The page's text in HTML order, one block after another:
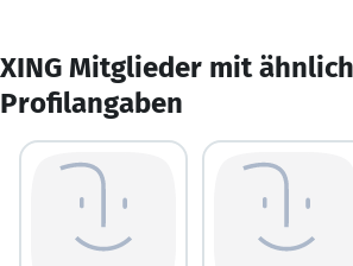
XING Mitglieder mit
Profilangaben